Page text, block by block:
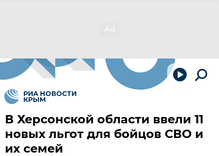
В Херсонской области ввели 11
новых льгот для бойцов СВО и
их семей